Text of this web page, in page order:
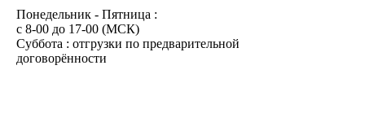
Понедельник - Пятница :
c 8-00 до 17-00 (МСК)
Суббота : отгрузки по предварительной
договорённости